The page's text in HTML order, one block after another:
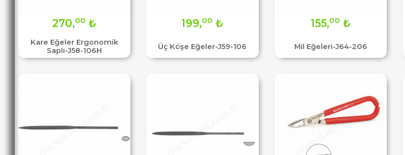
Kare Eğeler Ergonomik
Saplı-J58-106H
270,00 ₺
Üç Köşe Eğeler-J59-106
199,00 ₺
Mil Eğeleri-J64-206
155,00 ₺